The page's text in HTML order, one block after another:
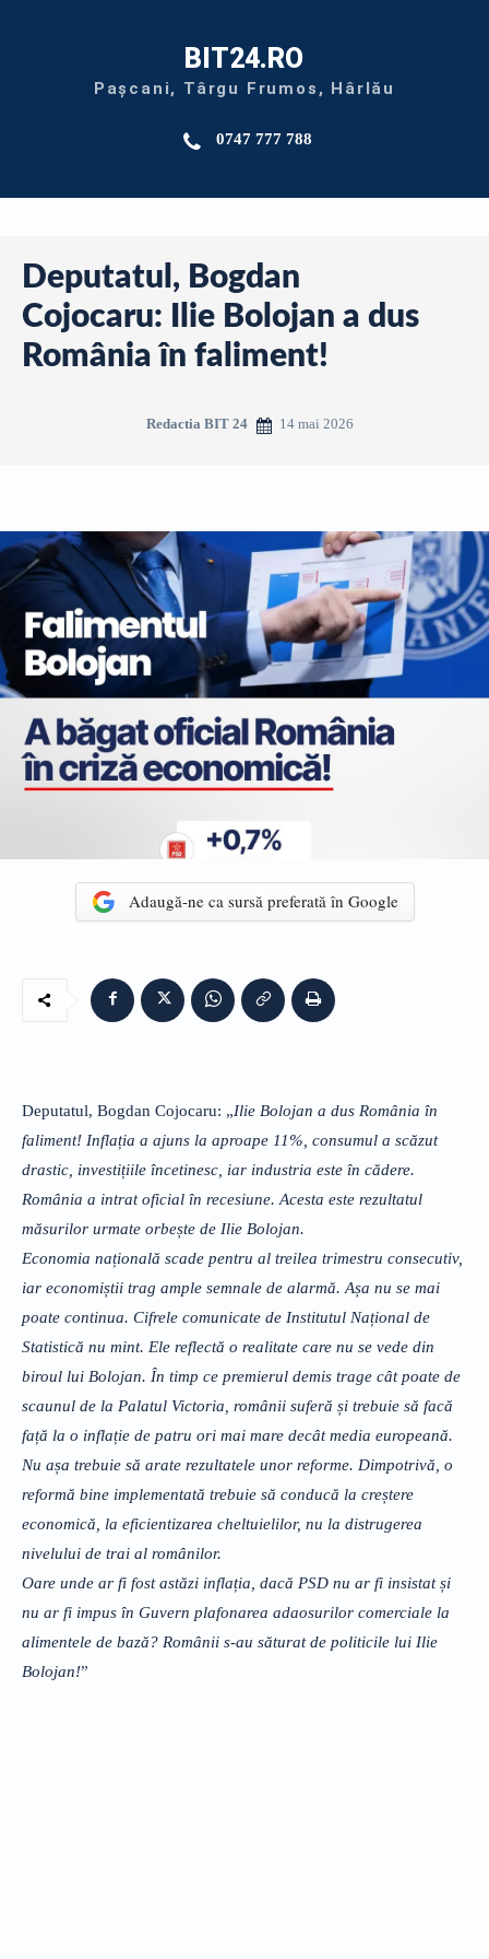
BIT24.RO
Pașcani, Târgu Frumos, Hârlău
0747 777 788
Deputatul, Bogdan
Cojocaru: Ilie Bolojan a dus
România în faliment!
Redactia BIT 24 14 mai 2026
Adaugă-ne ca sursă preferată în Google
Deputatul, Bogdan Cojocaru: „Ilie Bolojan a dus România în
faliment! Inflația a ajuns la aproape 11%, consumul a scăzut
drastic, investițiile încetinesc, iar industria este în cădere.
România a intrat oficial în recesiune. Acesta este rezultatul
măsurilor urmate orbește de Ilie Bolojan.
Economia națională scade pentru al treilea trimestru consecutiv,
iar economiștii trag ample semnale de alarmă. Așa nu se mai
poate continua. Cifrele comunicate de Institutul Național de
Statistică nu mint. Ele reflectă o realitate care nu se vede din
biroul lui Bolojan. În timp ce premierul demis trage cât poate de
scaunul de la Palatul Victoria, românii suferă și trebuie să facă
față la o inflație de patru ori mai mare decât media europeană.
Nu așa trebuie să arate rezultatele unor reforme. Dimpotrivă, o
reformă bine implementată trebuie să conducă la creștere
economică, la eficientizarea cheltuielilor, nu la distrugerea
nivelului de trai al românilor.
Oare unde ar fi fost astăzi inflația, dacă PSD nu ar fi insistat și
nu ar fi impus în Guvern plafonarea adaosurilor comerciale la
alimentele de bază? Românii s-au săturat de politicile lui Ilie
Bolojan!”